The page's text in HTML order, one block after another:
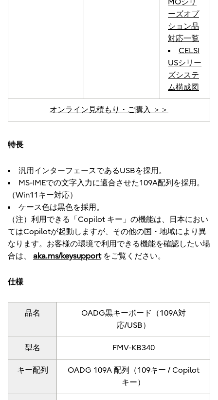
MOシリ
ーズオプ
ション品
対応一覧
CELSI
USシリー
ズシステ
ム構成図
オンライン見積もり・ご購入 ＞＞
特長
汎用インターフェースであるUSBを採用。
MS-IMEでの文字入力に適合させた109A配列を採用。
（Win11キー対応）
ケース色は黒色を採用。
（注）利用できる「Copilot キー」の機能は、日本におい
てはCopilotが起動しますが、その他の国・地域により異
なります。お客様の環境で利用できる機能を確認したい場
合は、 aka.ms/keysupportをご覧ください。
仕様
品名
OADG黒キーボード（109A対
応/USB）
型名 FMV-KB340
キー配列
OADG 109A 配列（109キー / Copilot
キー）